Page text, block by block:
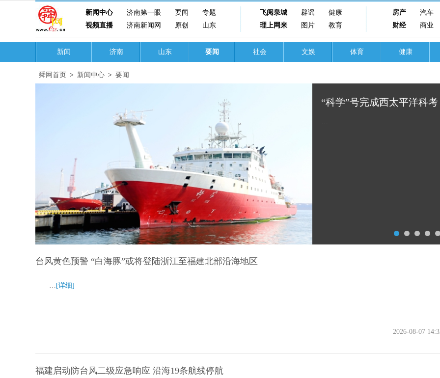
新闻中心 济南第一眼 要闻 专题 飞阅泉城 辟谣 健康 房产
汽车
视频直播
济南新闻网 原创 山东 理上网来 图片 教育 财经 商业
新闻 济南 山东 要闻 社会 文娱 体育 健康
舜网首页 > 新闻中心 > 要闻
“科学”号完成西太平洋科考
…
台风黄色预警 “白海豚”或将登陆浙江至福建北部沿海地区
… [详细]
2026-08-07
福建启动防台风二级应急响应 沿海19条航线停航